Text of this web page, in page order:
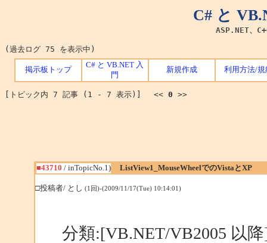
C# と
ASP.NET、
(過去ログ 75 を表示中)
掲示板トップ
C# と VB.NET 入
門
新規作成 利用方法/規
[トピック内 7 記事 (1 - 7 表示)] << 0 >>
■43710 / inTopicNo.1) ListView1_MouseWheelでのVistaとXP
□投稿者/ とし (1回)-(2009/11/17(Tue) 10:14:01)
分類:[VB.NET/VB2005 以